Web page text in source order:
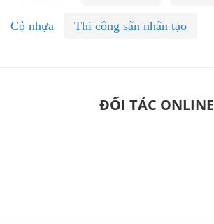
Cỏ nhựa Thi công sân nhân tạo
ĐỐI TÁC ONLINE